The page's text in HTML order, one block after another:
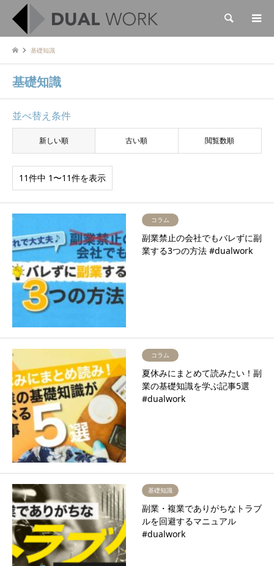
検索
基礎知識
基礎知識
並べ替え条件
新しい順 古い順 閲覧数順
11件中 1〜11件を表示
コラム
副業禁止の会社でもバレずに副
業する3つの方法 #dualwork
コラム
夏休みにまとめて読みたい！副
業の基礎知識を学ぶ記事5選
#dualwork
基礎知識
副業・複業でありがちなトラブ
ルを回避するマニュアル
#dualwork